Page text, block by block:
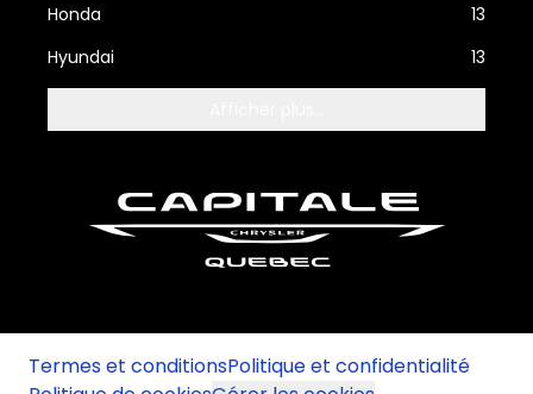
Honda
13
Hyundai
13
Termes et conditionsPolitique et confidentialité